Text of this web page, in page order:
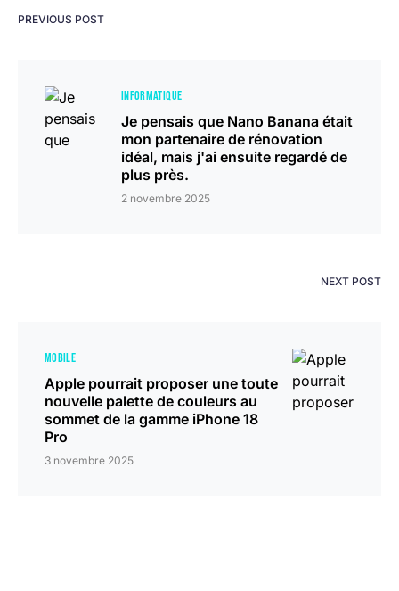
PREVIOUS POST
INFORMATIQUE
Je pensais que Nano Banana était
mon partenaire de rénovation
idéal, mais j'ai ensuite regardé de
plus près.
2 novembre 2025
NEXT POST
MOBILE
Apple pourrait proposer une toute
nouvelle palette de couleurs au
sommet de la gamme iPhone 18
Pro
3 novembre 2025